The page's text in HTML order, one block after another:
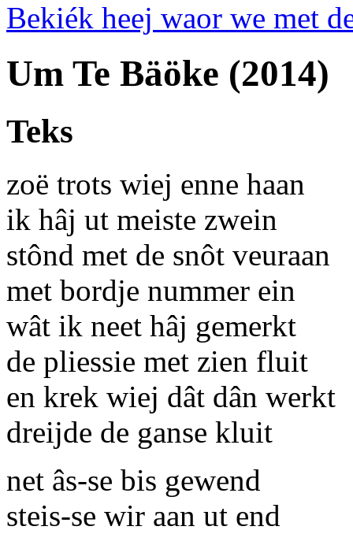
Bekiék heej waor we met
Um Te Bäöke (2014)
Teks
zoë trots wiej enne haan
ik hâj ut meiste zwein
stônd met de snôt veuraan
met bordje nummer ein
wât ik neet hâj gemerkt
de pliessie met zien fluit
en krek wiej dât dân werkt
dreijde de ganse kluit
net âs-se bis gewend
steis-se wir aan ut end